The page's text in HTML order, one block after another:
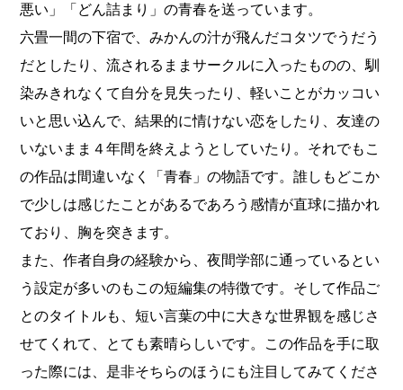
悪い」「どん詰まり」の青春を送っています。
六畳一間の下宿で、みかんの汁が飛んだコタツでうだう
だとしたり、流されるままサークルに入ったものの、馴
染みきれなくて自分を見失ったり、軽いことがカッコい
いと思い込んで、結果的に情けない恋をしたり、友達の
いないまま４年間を終えようとしていたり。それでもこ
の作品は間違いなく「青春」の物語です。誰しもどこか
で少しは感じたことがあるであろう感情が直球に描かれ
ており、胸を突きます。
また、作者自身の経験から、夜間学部に通っているとい
う設定が多いのもこの短編集の特徴です。そして作品ご
とのタイトルも、短い言葉の中に大きな世界観を感じさ
せてくれて、とても素晴らしいです。この作品を手に取
った際には、是非そちらのほうにも注目してみてくださ